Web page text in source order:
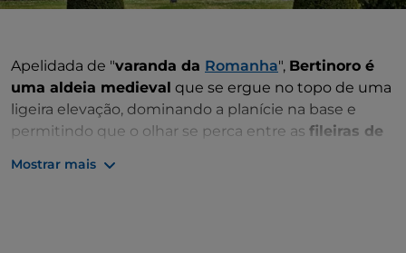
Apelidada de "varanda da Romanha", Bertinoro é
uma aldeia medieval que se ergue no topo de uma
ligeira elevação, dominando a planície na base e
permitindo que o olhar se perca entre as fileiras de
Mostrar mais